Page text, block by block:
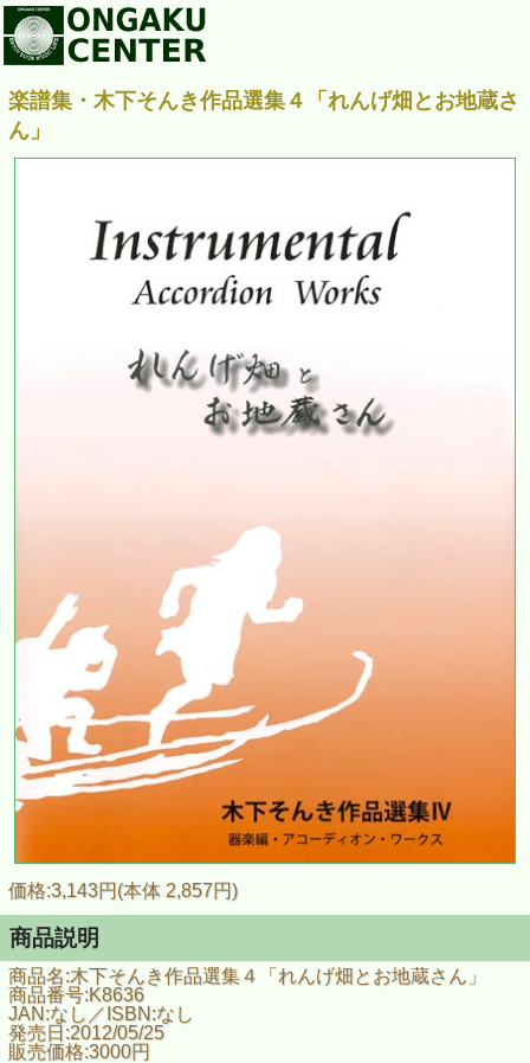
楽譜集・木下そんき作品選集４「れんげ畑とお地蔵さ
ん」
価格:3,143円(本体 2,857円)
商品説明
商品名:木下そんき作品選集４「れんげ畑とお地蔵さん」
商品番号:K8636
JAN:なし／ISBN:なし
発売日:2012/05/25
販売価格:3000円